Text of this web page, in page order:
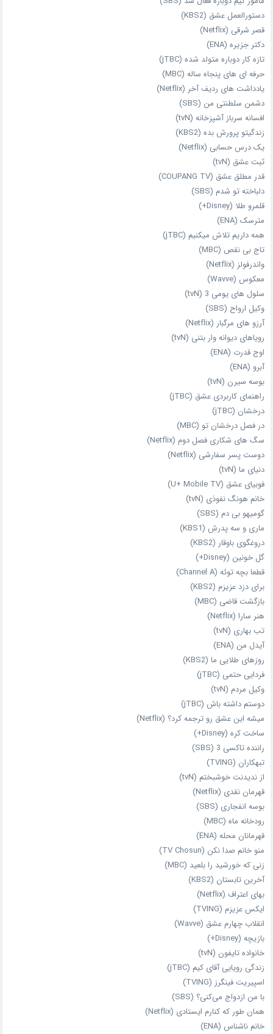
دستورالعمل عشق (KBS2)
قصر شرقی (Netflix)
دکتر جزیره (ENA)
تازه‌ کار دوباره‌ متولد شده (jTBC)
حرفه‌ ای‌ های پنجاه‌ ساله (MBC)
یادداشت‌ های ردیف آخر (Netflix)
دشمن سلطنتی من (SBS)
افسانه سرباز آشپزخانه (tvN)
زندگیتو پرورش بده (KBS2)
یک درس حسابی (Netflix)
ثبت عشق (tvN)
قدر مطلق عشق (COUPANG TV)
دلباخته تو شدم (SBS)
قلمرو طلا (Disney+)
مترسک (ENA)
همه داریم تلاش میکنیم (jTBC)
تاج بی‌ نقص (MBC)
واندرفولز (Netflix)
معکوس (Wavve)
سلول های یومی 3 (tvN)
وکیل ارواح (SBS)
آرزو های مرگبار (Netflix)
رویاهای دیوانه‌ وار بتنی (tvN)
اوج قدرت (ENA)
آبرو (ENA)
بوسه سیرن (tvN)
راهنمای کاربردی عشق (jTBC)
درخشان (jTBC)
در فصل درخشان تو (MBC)
سگ های شکاری فصل دوم (Netflix)
دوست‌ پسر سفارشی (Netflix)
دنیای ما (tvN)
فوبیای عشق (U+ Mobile TV)
خانم هونگ نفوذی (tvN)
گومیهو بی دم (SBS)
ماری و سه پدرش (KBS1)
دروغگوی باوقار (KBS2)
گل خونین (Disney+)
قطعا بچه توئه (Channel A)
برای دزد عزیزم (KBS2)
بازگشت قاضی (MBC)
هنر سارا (Netflix)
تب بهاری (tvN)
آیدل من (ENA)
روزهای طلایی ما (KBS2)
فردایی حتمی (jTBC)
وکیل مردم (tvN)
دوستم داشته باش (jTBC)
میشه این عشق رو ترجمه کرد؟ (Netflix)
ساخت کره (Disney+)
راننده تاکسی 3 (SBS)
تبهکاران (TVING)
از ندیدنت خوشبختم (tvN)
قهرمان نقدی (Netflix)
بوسه انفجاری (SBS)
رودخانه ماه (MBC)
قهرمانان محله (ENA)
منو خانم صدا نکن (TV Chosun)
زنی که خورشید را بلعید (MBC)
آخرین تابستان (KBS2)
بهای اعتراف (Netflix)
ایکس عزیزم (TVING)
انقلاب چهارم عشق (Wavve)
بازیچه (Disney+)
خانواده تایفون (tvN)
زندگی رویایی آقای کیم (jTBC)
اسپیریت فینگرز (TVING)
با من ازدواج می‌کنی؟ (SBS)
همان‌ طور که کنارم ایستادی (Netflix)
خانم ناشناس (ENA)